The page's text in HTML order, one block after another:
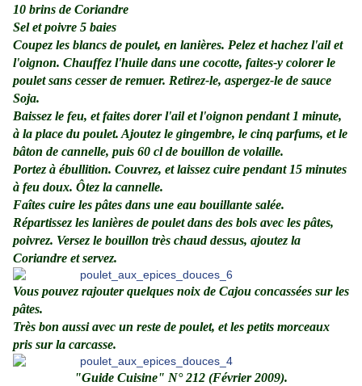
10 brins de Coriandre
Sel et poivre 5 baies
Coupez les blancs de poulet, en lanières. Pelez et hachez l'ail et
l'oignon. Chauffez l'huile dans une cocotte, faites-y colorer le
poulet sans cesser de remuer. Retirez-le, aspergez-le de sauce
Soja.
Baissez le feu, et faites dorer l'ail et l'oignon pendant 1 minute,
à la place du poulet. Ajoutez le gingembre, le cinq parfums, et le
bâton de cannelle, puis 60 cl de bouillon de volaille.
Portez à ébullition. Couvrez, et laissez cuire pendant 15 minutes
à feu doux. Ôtez la cannelle.
Faîtes cuire les pâtes dans une eau bouillante salée.
Répartissez les lanières de poulet dans des bols avec les pâtes,
poivrez. Versez le bouillon très chaud dessus, ajoutez la
Coriandre et servez.
Vous pouvez rajouter quelques noix de Cajou concassées sur les
pâtes.
Très bon aussi avec un reste de poulet, et les petits morceaux
pris sur la carcasse.
"Guide Cuisine" N° 212 (Février 2009).